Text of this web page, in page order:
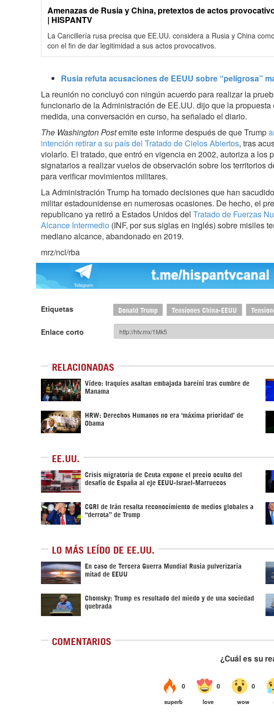
Amenazas de Rusia y China, pretextos de actos
| HISPANTV
La Cancillería rusa precisa que EE.UU. considera a Rusia y China
con el fin de dar legitimidad a sus actos provocativos.
Rusia refuta acusaciones de EEUU sobre “peligrosa”
La reunión no concluyó con ningún acuerdo para realizar la
funcionario de la Administración de EE.UU. dijo que la propuesta
medida, una conversación en curso, ha señalado el diario.
The Washington Postemite este informe después de que Trump
intención retirar a su país del Tratado de Cielos Abiertos, tras
violarlo. El tratado, que entró en vigencia en 2002, autoriza a los
signatarios a realizar vuelos de observación sobre los territorios
para verificar movimientos militares.
La Administración Trump ha tomado decisiones que han
militar estadounidense en numerosas ocasiones. De hecho, el
republicano ya retiró a Estados Unidos del Tratado de Fuerzas
Alcance Intermedio (INF, por sus siglas en inglés) sobre misiles
mediano alcance, abandonado en 2019.
mrz/ncl/rba
Etiquetas Donald Trump Tensiones China-EEUU
Enlace corto
RELACIONADAS
Vídeo: Iraquíes asaltan embajada bareiní tras cumbre de
Manama
HRW: Derechos Humanos no era ‘máxima prioridad’ de
Obama
EE.UU.
Crisis migratoria de Ceuta expone el precio oculto del
desafío de España al eje EEUU-Israel-Marruecos
CGRI de Irán resalta reconocimiento de medios globales a
“derrota” de Trump
LO MÁS LEÍDO DE EE.UU.
En caso de Tercera Guerra Mundial Rusia pulverizaría
mitad de EEUU
Chomsky: Trump es resultado del miedo y de una sociedad
quebrada
COMENTARIOS